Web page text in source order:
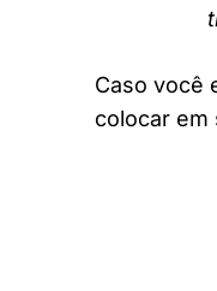
Caso você
colocar em